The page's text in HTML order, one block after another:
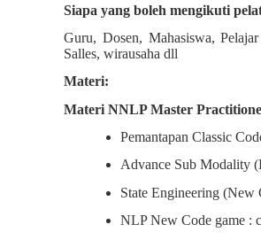
Siapa yang boleh mengikuti
Guru, Dosen, Mahasiswa,
Salles, wirausaha dll
Materi:
Materi NNLP Master
Pemantapan Classic
Advance Sub Modality
State Engineering (New
NLP New Code game :